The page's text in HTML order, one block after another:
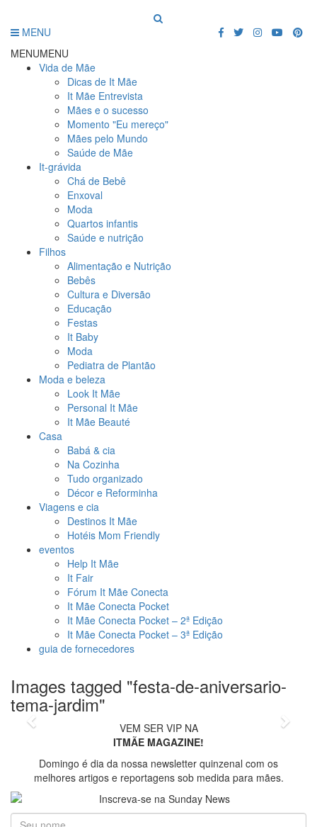
MENU
MENUMENU
Vida de Mãe
Dicas de It Mãe
It Mãe Entrevista
Mães e o sucesso
Momento "Eu mereço"
Mães pelo Mundo
Saúde de Mãe
It-grávida
Chá de Bebê
Enxoval
Moda
Quartos infantis
Saúde e nutrição
Filhos
Alimentação e Nutrição
Bebês
Cultura e Diversão
Educação
Festas
It Baby
Moda
Pediatra de Plantão
Moda e beleza
Look It Mãe
Personal It Mãe
It Mãe Beauté
Casa
Babá & cia
Na Cozinha
Tudo organizado
Décor e Reforminha
Viagens e cia
Destinos It Mãe
Hotéis Mom Friendly
eventos
Help It Mãe
It Fair
Fórum It Mãe Conecta
It Mãe Conecta Pocket
It Mãe Conecta Pocket – 2ª Edição
It Mãe Conecta Pocket – 3ª Edição
guia de fornecedores
Images tagged "festa-de-aniversario-
tema-jardim"
foto: Silvia Campos
Previous Next
VEM SER VIP NA
ITMÃE MAGAZINE!
Domingo é dia da nossa newsletter quinzenal com os
melhores artigos e reportagens sob medida para mães.